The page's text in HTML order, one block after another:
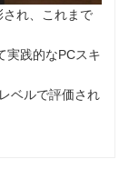
れ、これまで
実践的なPCスキ
ベルで評価され